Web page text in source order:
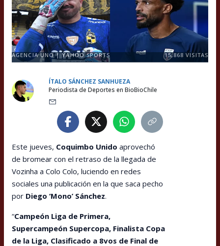
AGENCIA UNO | YAHOO SPORTS 15,868VISITAS
ÍTALO SÁNCHEZ SANHUEZA
Periodista de Deportes en BioBioChile
Este jueves, Coquimbo Unido aprovechó
de bromear con el retraso de la llegada de
Vozinha a Colo Colo, luciendo en redes
sociales una publicación en la que saca pecho
por Diego ‘Mono’ Sánchez.
“Campeón Liga de Primera,
Supercampeón Supercopa, Finalista Copa
de la Liga, Clasificado a 8vos de Final de